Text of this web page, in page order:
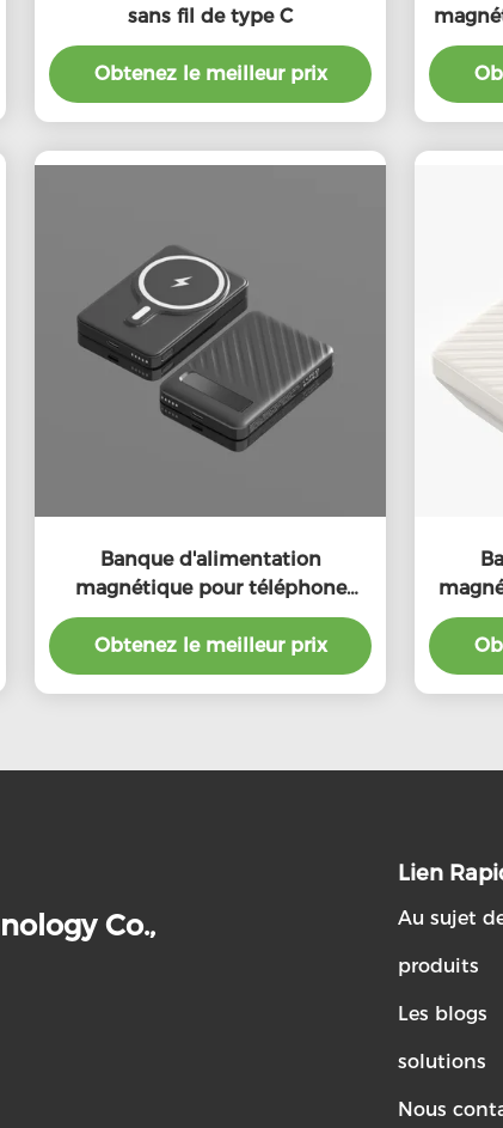
sans fil de type C
Obtenez le meilleur prix
Banque d'alimentation
magnétique pour téléphone
portable personnalisée 5000mAh
Obtenez le meilleur prix
Co.,
Lien
Au sujet
produits
Les blogs
solutions
Nous